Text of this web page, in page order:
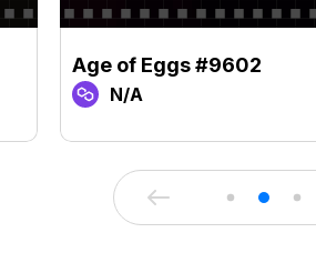
Age of Eggs #9602
N/A